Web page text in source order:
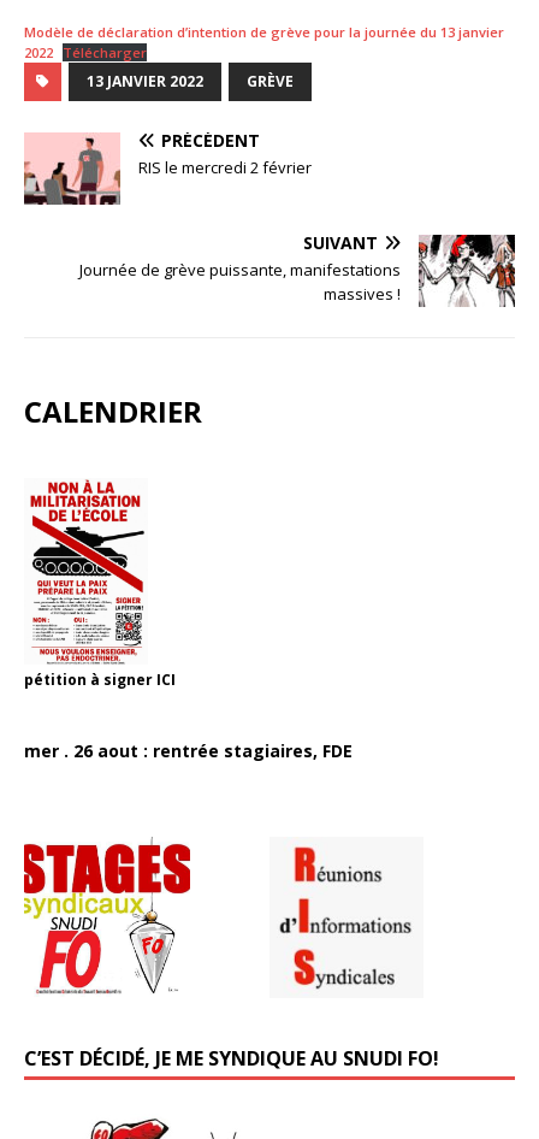
Modèle de déclaration d’intention de grève pour la journée du 13 janvier
2022 Télécharger
13 JANVIER 2022 GRÈVE
PRÉCÉDENT
RIS le mercredi 2 février
SUIVANT
Journée de grève puissante, manifestations
massives !
CALENDRIER
pétition à signer ICI
mer . 26 aout : rentrée stagiaires, FDE
C’EST DÉCIDÉ, JE ME SYNDIQUE AU SNUDI FO!